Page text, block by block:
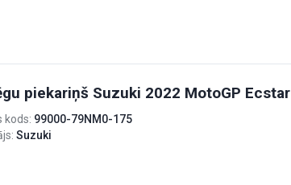
piekariņš Suzuki 2022 MotoGP Ecstar
kods: 99000-79NM0-175
Suzuki